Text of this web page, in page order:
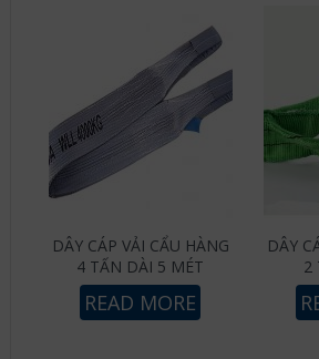
DÂY CÁP VẢI CẨU HÀNG
4 TẤN DÀI 5 MÉT
READ MORE
DÂY
2